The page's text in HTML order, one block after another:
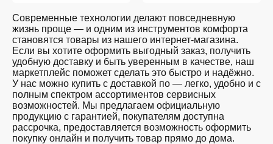
Забота
о
близких
Красота
Спорт
Для
дома
Цена
от
до
128
GB
Современные технологии делают повседневную
жизнь проще — и одним из инструментов комфорта
становятся товары из нашего интернет-магазина.
Если вы хотите оформить выгодный заказ, получить
удобную доставку и быть уверенным в качестве, наш
маркетплейс поможет сделать это быстро и надёжно.
У нас можно купить с доставкой по — легко, удобно и с
полным спектром ассортиментов сервисных
возможностей. Мы предлагаем официальную
продукцию с гарантией, покупателям доступна
рассрочка, предоставляется возможность оформить
покупку онлайн и получить товар прямо до дома.